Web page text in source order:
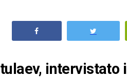
intervistato